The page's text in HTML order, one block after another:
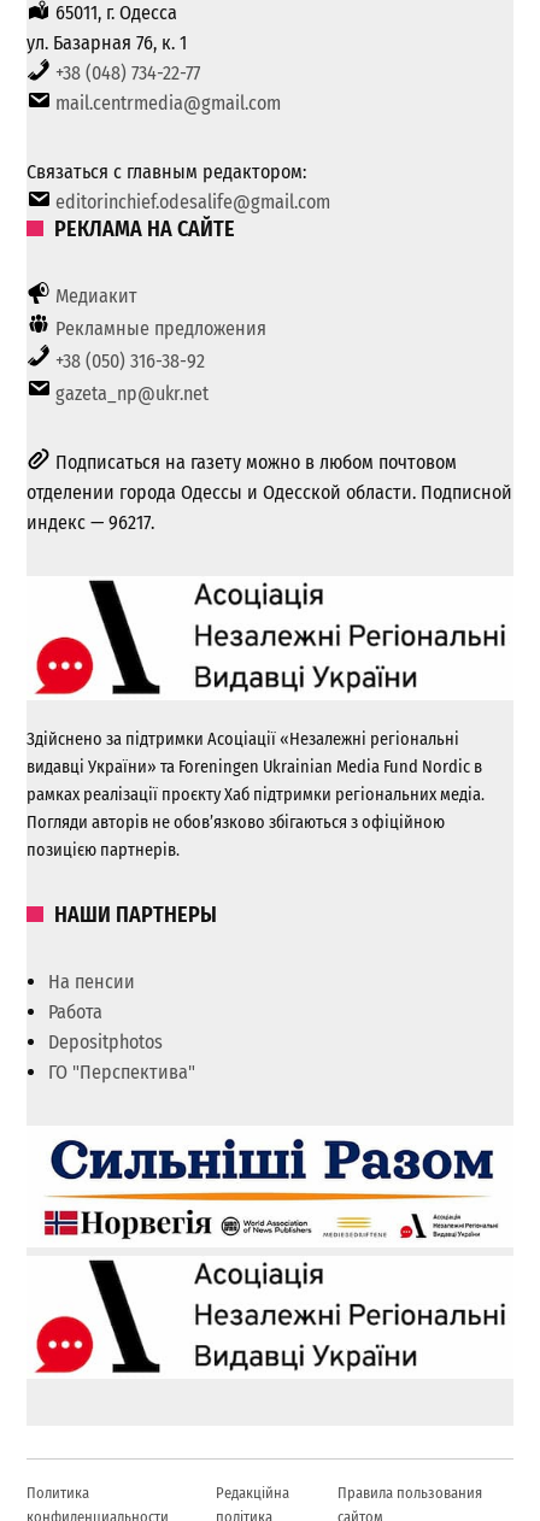
65011, г. Одесса
ул. Базарная 76, к. 1
+38 (048) 734-22-77
mail.centrmedia@gmail.com
Связаться с главным редактором:
editorinchief.odesalife@gmail.com
РЕКЛАМА НА САЙТЕ
Медиакит
Рекламные предложения
+38 (050) 316-38-92
gazeta_np@ukr.net
Подписаться на газету можно в любом почтовом
отделении города Одессы и Одесской области. Подписной
индекс — 96217.
Здійснено за підтримки Асоціації «Незалежні регіональні
видавці України» та Foreningen Ukrainian Media Fund Nordic в
рамках реалізації проєкту Хаб підтримки регіональних медіа.
Погляди авторів не обов’язково збігаються з офіційною
позицією партнерів.
НАШИ ПАРТНЕРЫ
На пенсии
Работа
Depositphotos
ГО "Перспектива"
Политика
конфиденциальности
Редакційна
політика
Правила пользования
сайтом